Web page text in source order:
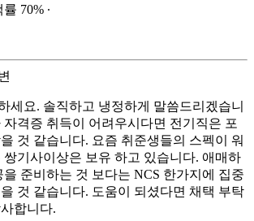
률 70% ∙
세요. 솔직하고 냉정하게 말씀드리겠습니
자격증 취득이 어려우시다면 전기직은 포
것 같습니다. 요즘 취준생들의 스펙이 워
쌍기사이상은 보유 하고 있습니다. 애매하
을 준비하는 것 보다는 NCS 한가지에 집중
것 같습니다. 도움이 되셨다면 채택 부탁
합니다.